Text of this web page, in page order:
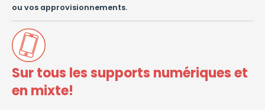
ou vos approvisionnements.
Sur tous les supports numériques et
en mixte!